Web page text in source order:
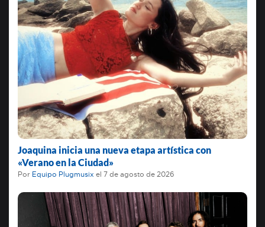
Joaquina inicia una nueva etapa artística con
«Verano en la Ciudad»
Por Equipo Plugmusix el 7 de agosto de 2026